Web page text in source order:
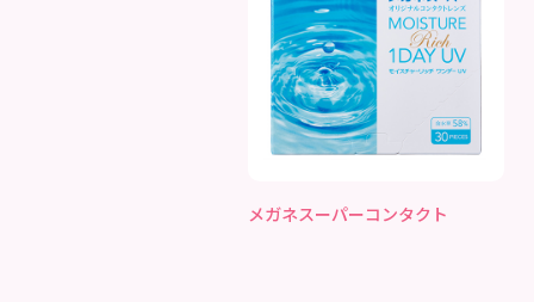
メガネスーパーコンタクト